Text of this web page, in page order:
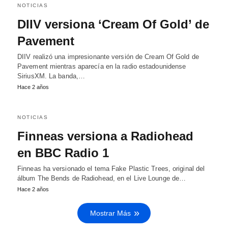
NOTICIAS
DIIV versiona ‘Cream Of Gold’ de
Pavement
DIIV realizó una impresionante versión de Cream Of Gold de
Pavement mientras aparecía en la radio estadounidense
SiriusXM. La banda,…
Hace 2 años
NOTICIAS
Finneas versiona a Radiohead
en BBC Radio 1
Finneas ha versionado el tema Fake Plastic Trees, original del
álbum The Bends de Radiohead, en el Live Lounge de…
Hace 2 años
Mostrar Más